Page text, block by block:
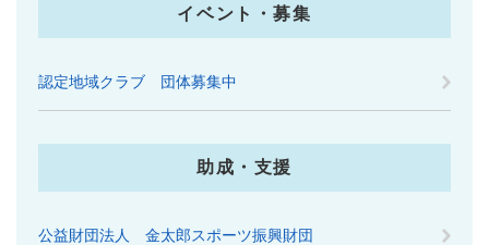
イベント・募集
認定地域クラブ 団体募集中
助成・支援
公益財団法人 金太郎スポーツ振興財団